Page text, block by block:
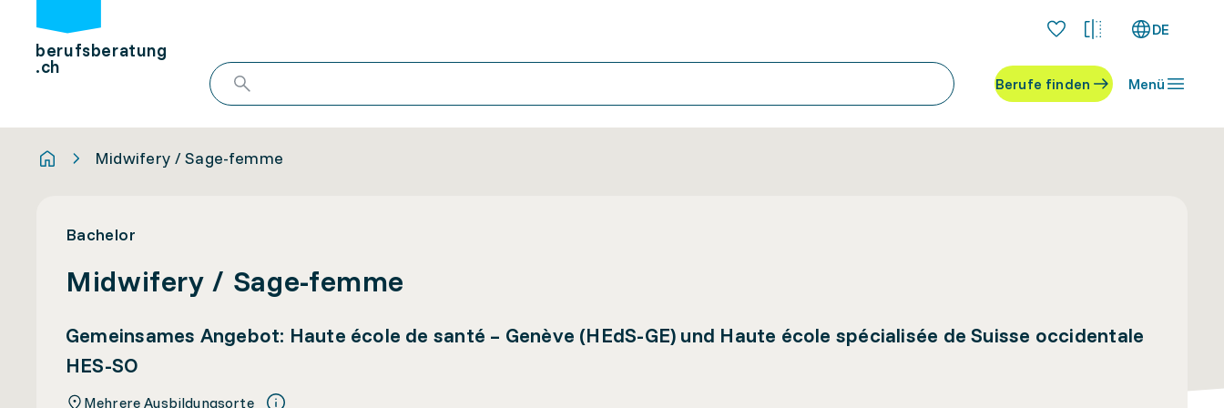
berufsberatung
.ch
DE
Berufe finden Menü
Midwifery / Sage-femme
Bachelor
Midwifery / Sage-femme
Gemeinsames Angebot: Haute école de santé – Genève (HEdS-GE) und Haute école spécialisée de Suisse occidentale
HES-SO
Mehrere Ausbildungsorte